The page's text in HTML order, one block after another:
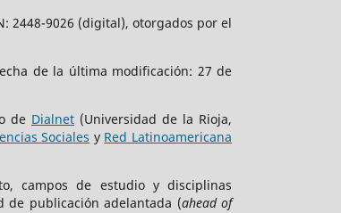
2448-9026 (digital), otorgados por el
de la última modificación: 27 de
de Dialnet (Universidad de la Rioja,
Sociales y Red Latinoamericana
campos de estudio y disciplinas
de publicación adelantada (ahead of